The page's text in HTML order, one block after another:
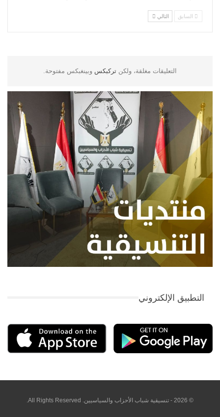
السابق التالي
التعليقات مغلقة، ولكن تركبكس وبينغبكس مفتوحة.
التطبيق الإلكتروني
© 2026 - تنسيقية شباب الأحزاب والسياسيين. All Rights Reserved.